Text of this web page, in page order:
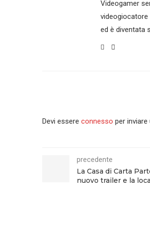
Videogamer
videogiocatore
ed è diventata
Devi essere connesso per
precedente
La Casa di Carta
nuovo trailer e la